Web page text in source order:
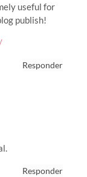
useful for
publish!
Responder
Responder